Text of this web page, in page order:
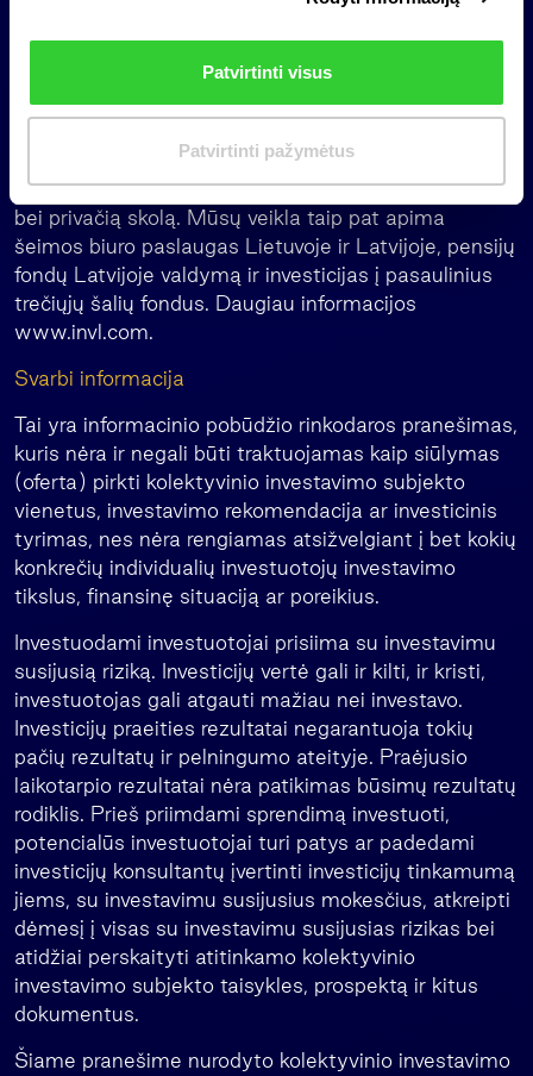
s
Patvirtinti visus
Patvirtinti pažymėtus
Esame „Invalda INVL“ grupės, veikiančios daugiau
kaip 30 metų, dalis. Mūsų grupės valdomas daugiau
privatų kapitalą, miškų ir žemės ūkio paskirties
žemę, atsinaujinančią energetiką, nekilnojamąjį turtą
bei privačią skolą. Mūsų veikla taip pat apima
šeimos biuro paslaugas Lietuvoje ir Latvijoje, pensijų
fondų Latvijoje valdymą ir investicijas į pasaulinius
trečiųjų šalių fondus. Daugiau informacijos
www.invl.com.
Svarbi informacija
Tai yra informacinio pobūdžio rinkodaros pranešimas,
kuris nėra ir negali būti traktuojamas kaip siūlymas
(oferta) pirkti kolektyvinio investavimo subjekto
vienetus, investavimo rekomendacija ar investicinis
tyrimas, nes nėra rengiamas atsižvelgiant į bet kokių
konkrečių individualių investuotojų investavimo
tikslus, finansinę situaciją ar poreikius.
Investuodami investuotojai prisiima su investavimu
susijusią riziką. Investicijų vertė gali ir kilti, ir kristi,
investuotojas gali atgauti mažiau nei investavo.
Investicijų praeities rezultatai negarantuoja tokių
pačių rezultatų ir pelningumo ateityje. Praėjusio
laikotarpio rezultatai nėra patikimas būsimų rezultatų
rodiklis. Prieš priimdami sprendimą investuoti,
potencialūs investuotojai turi patys ar padedami
investicijų konsultantų įvertinti investicijų tinkamumą
jiems, su investavimu susijusius mokesčius, atkreipti
dėmesį į visas su investavimu susijusias rizikas bei
atidžiai perskaityti atitinkamo kolektyvinio
investavimo subjekto taisykles, prospektą ir kitus
dokumentus.
Šiame pranešime nurodyto kolektyvinio investavimo